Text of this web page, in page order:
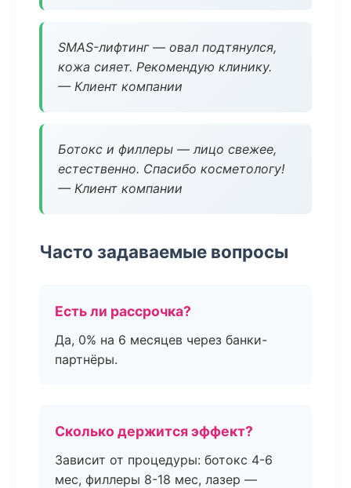
SMAS-лифтинг — овал подтянулся,
кожа сияет. Рекомендую клинику.
— Клиент компании
Ботокс и филлеры — лицо свежее,
естественно. Спасибо косметологу!
— Клиент компании
Часто задаваемые вопросы
Есть ли рассрочка?
Да, 0% на 6 месяцев через банки-
партнёры.
Сколько держится эффект?
Зависит от процедуры: ботокс 4-6
мес, филлеры 8-18 мес, лазер —